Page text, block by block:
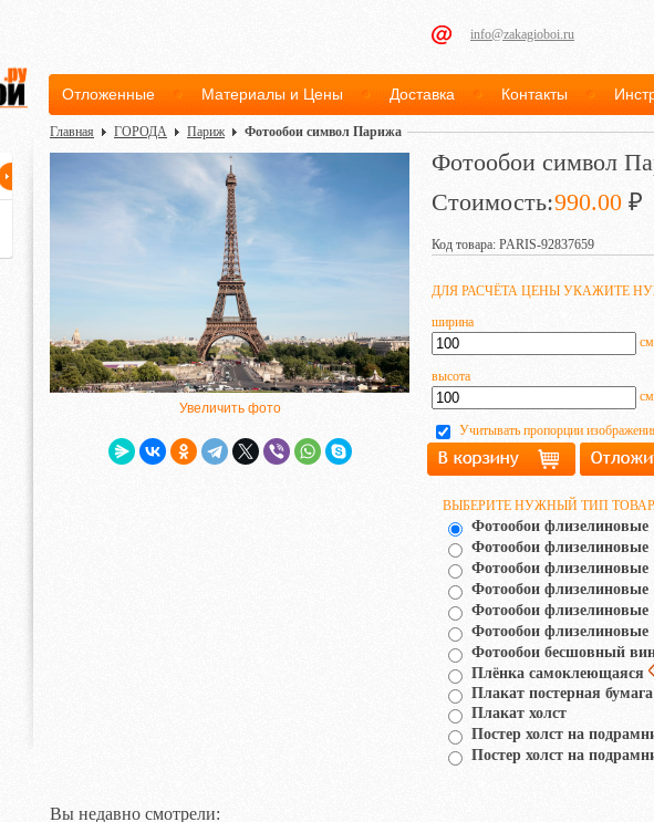
info@zakagioboi.ru
Отложенные Материалы и Цены Доставка Контакты
Главная ГОРОДА Париж Фотообои символ Парижа
Увеличить фото
Фотообои символ
Стоимость:990.00 ₽
Код товара: PARIS-92837659
ДЛЯ РАСЧЁТА ЦЕНЫ УКАЖИТЕ
ширина
высота
Учитывать пропорции
ВЫБЕРИТЕ НУЖНЫЙ ТИП
Фотообои
Фотообои
Фотообои флизелиновые
Фотообои
Фотообои
Фотообои
Фотообои бесшовный
Плёнка самоклеющаяся
Плакат постерная бумага
Плакат холст
Постер холст на
Постер холст на
Вы недавно смотрели: